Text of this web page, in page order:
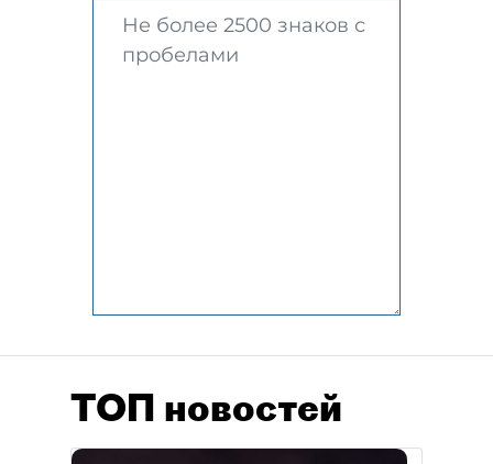
ТОП новостей